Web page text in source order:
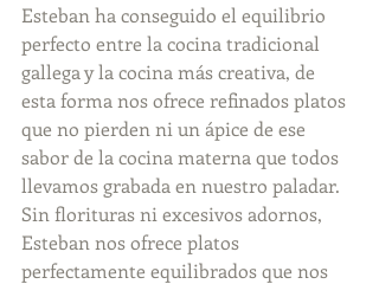
Esteban ha conseguido el equilibrio
perfecto entre la cocina tradicional
gallega y la cocina más creativa, de
esta forma nos ofrece refinados platos
que no pierden ni un ápice de ese
sabor de la cocina materna que todos
llevamos grabada en nuestro paladar.
Sin florituras ni excesivos adornos,
Esteban nos ofrece platos
perfectamente equilibrados que nos